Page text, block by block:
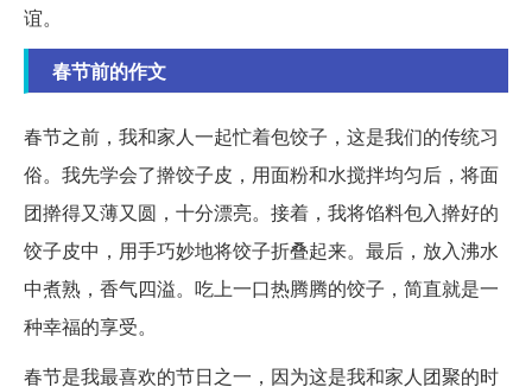
谊。
春节前的作文
春节之前，我和家人一起忙着包饺子，这是我们的传统习
俗。我先学会了擀饺子皮，用面粉和水搅拌均匀后，将面
团擀得又薄又圆，十分漂亮。接着，我将馅料包入擀好的
饺子皮中，用手巧妙地将饺子折叠起来。最后，放入沸水
中煮熟，香气四溢。吃上一口热腾腾的饺子，简直就是一
种幸福的享受。
春节是我最喜欢的节日之一，因为这是我和家人团聚的时